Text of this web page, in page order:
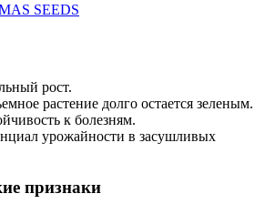
SEEDS
рост.
растение долго остается зеленым.
к болезням.
урожайности в засушливых
признаки